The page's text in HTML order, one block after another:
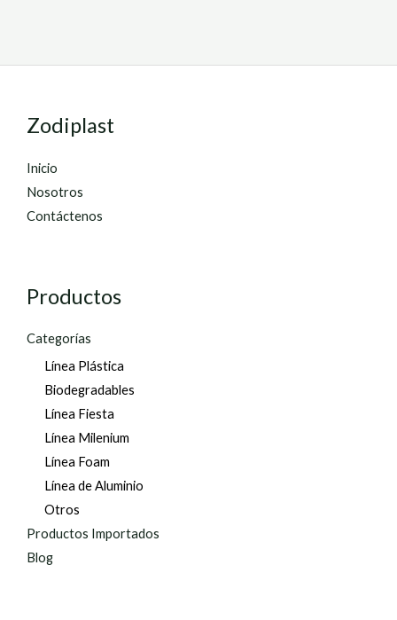
Zodiplast
Inicio
Nosotros
Contáctenos
Productos
Categorías
Línea Plástica
Biodegradables
Línea Fiesta
Línea Milenium
Línea Foam
Línea de Aluminio
Otros
Productos Importados
Blog